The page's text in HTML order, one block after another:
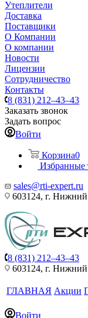
Утеплители
Доставка
Поставщики
О Компании
О компании
Новости
Лицензии
Сотрудничество
Контакты
8 (831) 212–43–43
Заказать звонок
Задать вопрос
Войти
Корзина0
Избранные
sales@rti-expert.ru
603124, г.
8 (831) 212–43–43
603124, г.
ГЛАВНАЯ Акции
Войти